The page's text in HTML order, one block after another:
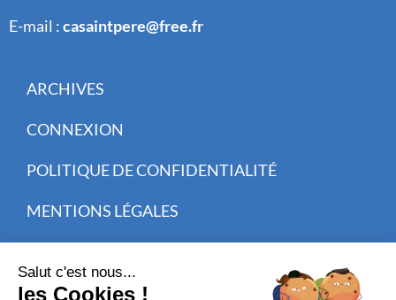
E-mail :casaintpere@free.fr
ARCHIVES
CONNEXION
POLITIQUE DE CONFIDENTIALITÉ
MENTIONS LÉGALES